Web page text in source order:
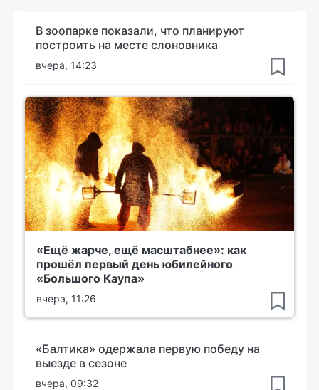
В зоопарке показали, что планируют
построить на месте слоновника
вчера, 14:23
«Ещё жарче, ещё масштабнее»: как
прошёл первый день юбилейного
«Большого Каупа»
вчера, 11:26
«Балтика» одержала первую победу на
выезде в сезоне
вчера, 09:32